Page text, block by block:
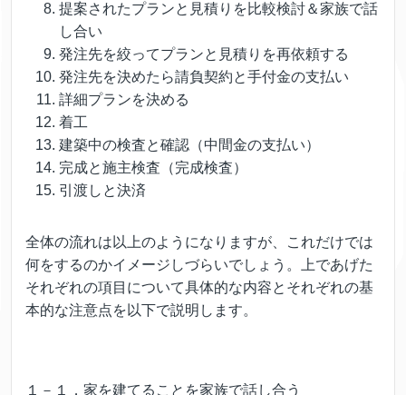
提案されたプランと見積りを比較検討＆家族で話
し合い
発注先を絞ってプランと見積りを再依頼する
発注先を決めたら請負契約と手付金の支払い
詳細プランを決める
着工
建築中の検査と確認（中間金の支払い）
完成と施主検査（完成検査）
引渡しと決済
全体の流れは以上のようになりますが、これだけでは
何をするのかイメージしづらいでしょう。上であげた
それぞれの項目について具体的な内容とそれぞれの基
本的な注意点を以下で説明します。
１－１．家を建てることを家族で話し合う